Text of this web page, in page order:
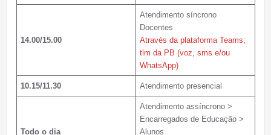
14.00/15.00
Atendimento síncrono
Docentes
Através da plataforma Teams;
tlm da PB (voz, sms e/ou
WhatsApp)
10.15/11.30 Atendimento presencial
Todo o dia
Atendimento assíncrono >
Encarregados de Educação >
Alunos